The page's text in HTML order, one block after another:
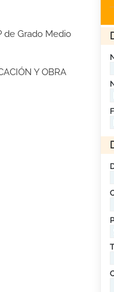
de Grado Medio
Y OBRA